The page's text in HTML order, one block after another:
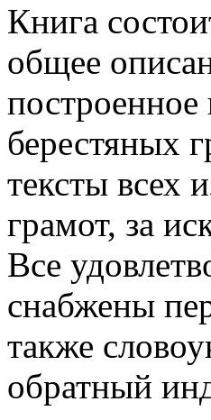
Книга
общее
построенное
берестяных
тексты всех
грамот, за
Все
снабжены
также
обратный